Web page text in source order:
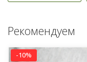
Рекомендуем
-10%